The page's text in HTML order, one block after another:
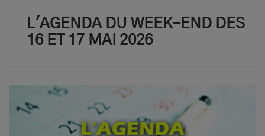
L'AGENDA DU WEEK-END DES
16 ET 17 MAI 2026